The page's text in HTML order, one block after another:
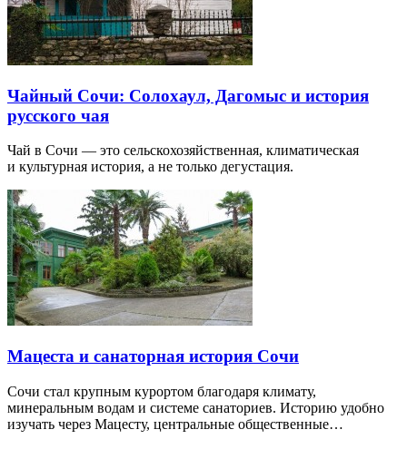
Чайный Сочи: Солохаул, Дагомыс и история
русского чая
Чай в Сочи — это сельскохозяйственная, климатическая
и культурная история, а не только дегустация.
Мацеста и санаторная история Сочи
Сочи стал крупным курортом благодаря климату,
минеральным водам и системе санаториев. Историю удобно
изучать через Мацесту, центральные общественные…